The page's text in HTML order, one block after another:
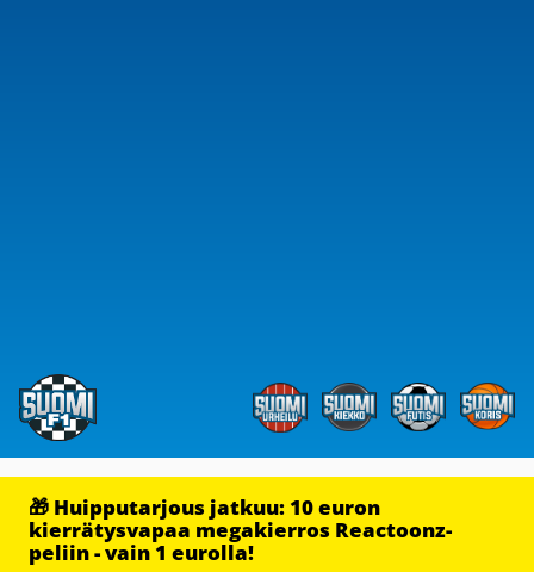
🎁 Huipputarjous jatkuu: 10 euron
kierrätysvapaa megakierros Reactoonz-
peliin - vain 1 eurolla!